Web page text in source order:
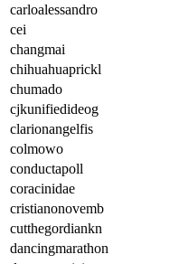
carloalessandro
cei
changmai
chihuahuaprickl
chumado
cjkunifiedideog
clarionangelfis
colmowo
conductapoll
coracinidae
cristianonovemb
cutthegordiankn
dancingmarathon